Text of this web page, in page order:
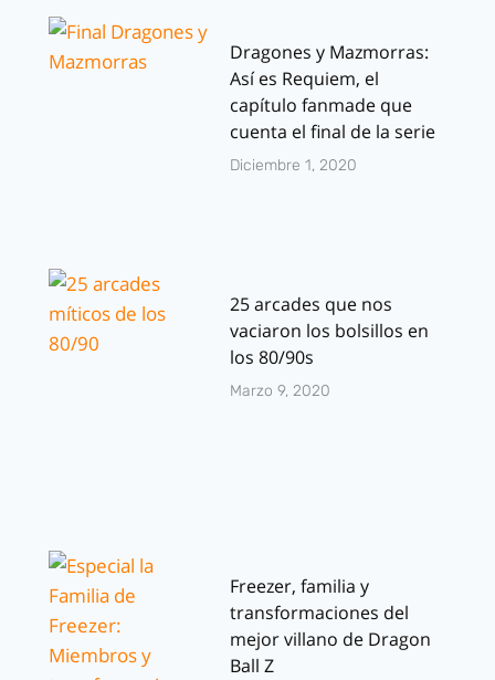
Dragones y Mazmorras:
Así es Requiem, el
capítulo fanmade que
cuenta el final de la serie
Diciembre 1, 2020
25 arcades que nos
vaciaron los bolsillos en
los 80/90s
Marzo 9, 2020
Freezer, familia y
transformaciones del
mejor villano de Dragon
Ball Z